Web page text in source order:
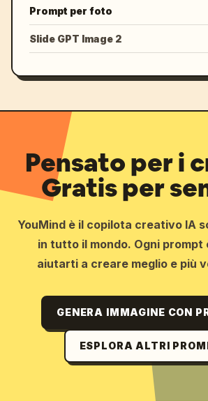
Prompt per foto
Slide GPT Image 2
Pensato per i
Gratis per
YouMind è il copilota creativo IA
in tutto il mondo. Ogni prompt
aiutarti a creare meglio e più
GENERA IMMAGINE CON
ESPLORA ALTRI